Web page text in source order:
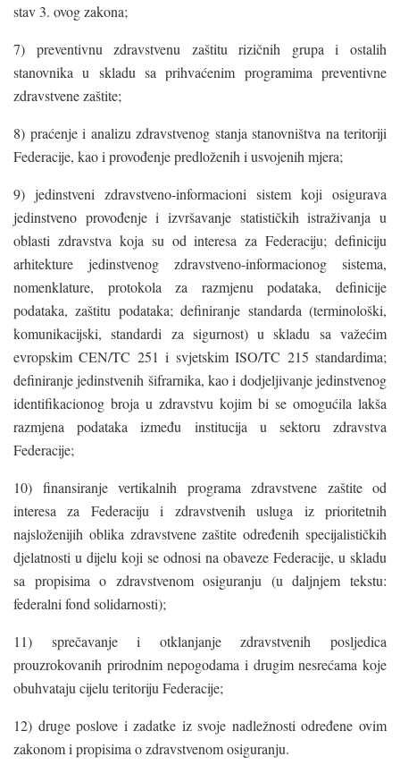
stav 3. ovog zakona;
7) preventivnu zdravstvenu zaštitu rizičnih grupa i ostalih
stanovnika u skladu sa prihvaćenim programima preventivne
zdravstvene zaštite;
8) praćenje i analizu zdravstvenog stanja stanovništva na teritoriji
Federacije, kao i provođenje predloženih i usvojenih mjera;
9) jedinstveni zdravstveno-informacioni sistem koji osigurava
jedinstveno provođenje i izvršavanje statističkih istraživanja u
oblasti zdravstva koja su od interesa za Federaciju; definiciju
arhitekture jedinstvenog zdravstveno-informacionog sistema,
nomenklature, protokola za razmjenu podataka, definicije
podataka, zaštitu podataka; definiranje standarda (terminološki,
komunikacijski, standardi za sigurnost) u skladu sa važećim
evropskim CEN/TC 251 i svjetskim ISO/TC 215 standardima;
definiranje jedinstvenih šifrarnika, kao i dodjeljivanje jedinstvenog
identifikacionog broja u zdravstvu kojim bi se omogućila lakša
razmjena podataka između institucija u sektoru zdravstva
Federacije;
10) finansiranje vertikalnih programa zdravstvene zaštite od
interesa za Federaciju i zdravstvenih usluga iz prioritetnih
najsloženijih oblika zdravstvene zaštite određenih specijalističkih
djelatnosti u dijelu koji se odnosi na obaveze Federacije, u skladu
sa propisima o zdravstvenom osiguranju (u daljnjem tekstu:
federalni fond solidarnosti);
11) sprečavanje i otklanjanje zdravstvenih posljedica
prouzrokovanih prirodnim nepogodama i drugim nesrećama koje
obuhvataju cijelu teritoriju Federacije;
12) druge poslove i zadatke iz svoje nadležnosti određene ovim
zakonom i propisima o zdravstvenom osiguranju.